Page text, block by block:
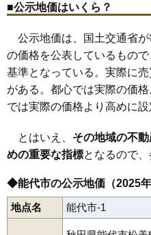
■公示地価はいくら？
公示地価は、国土交通省
の価格を公表しているもの
基準となっている。実際に
がある。都心では実際の価
では実際の価格より高めに設
とはいえ、 その地域の不
めの重要な指標となるので、
◆能代市の公示地価（2025年
地点名 能代市-1